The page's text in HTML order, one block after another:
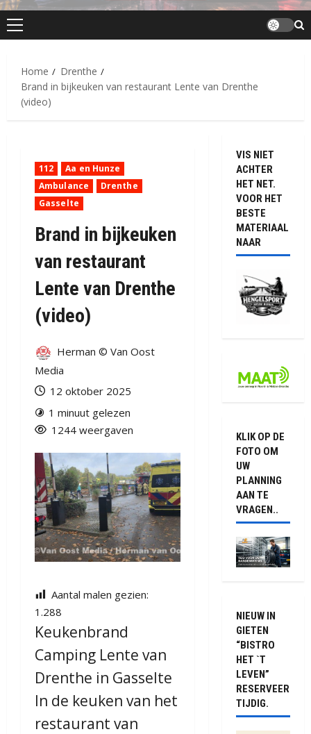
Primair
Home
Drenthe
Brand in bijkeuken van restaurant Lente van Drenthe
(video)
112
Aa en Hunze
Ambulance
Drenthe
Gasselte
Brand in bijkeuken
van restaurant
Lente van Drenthe
(video)
Herman © Van Oost
Media
12 oktober 2025
1 minuut gelezen
1244 weergaven
Aantal malen gezien:
1.288
Keukenbrand
Camping Lente van
Drenthe in Gasselte
In de keuken van het
restaurant van
VIS NIET
ACHTER
HET NET.
VOOR HET
BESTE
MATERIAAL
NAAR
KLIK OP DE
FOTO OM
UW
PLANNING
AAN TE
VRAGEN..
NIEUW IN
GIETEN
“BISTRO
HET `T
LEVEN”
RESERVEER
TIJDIG.